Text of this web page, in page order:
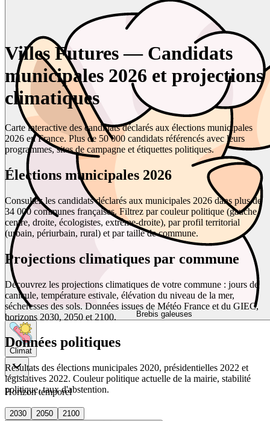
Brebis galeuses
Climat
Horizon temporel
2030 2050
2100
Villes Futures — Candidats
municipales 2026 et projections
climatiques
Carte interactive des candidats déclarés aux élections municipales
2026 en France. Plus de 50 000 candidats référencés avec leurs
programmes, sites de campagne et étiquettes politiques.
Élections municipales 2026
Consultez les candidats déclarés aux municipales 2026 dans plus de
34 000 communes françaises. Filtrez par couleur politique (gauche,
centre, droite, écologistes, extrême-droite), par profil territorial
(urbain, périurbain, rural) et par taille de commune.
Projections climatiques par commune
Découvrez les projections climatiques de votre commune : jours de
canicule, température estivale, élévation du niveau de la mer,
sécheresses des sols. Données issues de Météo France et du GIEC,
horizons 2030, 2050 et 2100.
Données politiques
Résultats des élections municipales 2020, présidentielles 2022 et
législatives 2022. Couleur politique actuelle de la mairie, stabilité
politique, taux d'abstention.